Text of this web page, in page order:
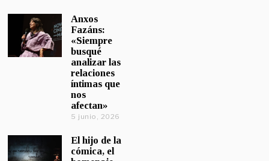
Anxos
Fazáns:
«Siempre
busqué
analizar las
relaciones
íntimas que
nos
afectan»
5 junio, 2026
El hijo de la
cómica, el